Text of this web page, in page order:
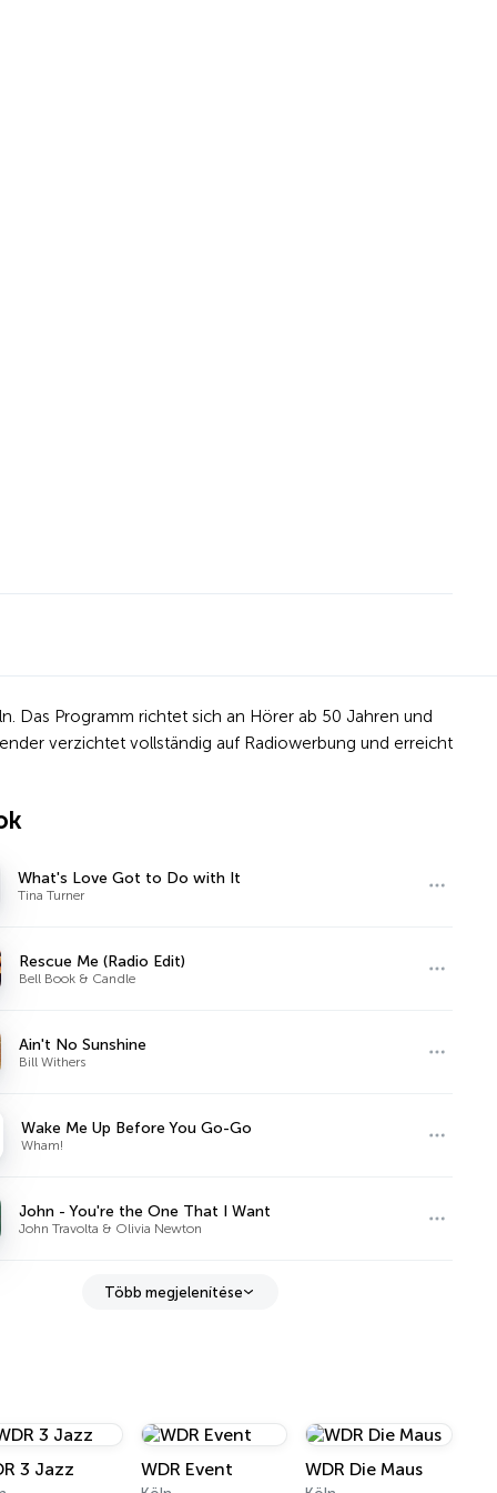
Das Programm richtet sich an Hörer ab 50 Jahren und
verzichtet vollständig auf Radiowerbung und erreicht
What's Love Got to Do with It
Tina Turner
Rescue Me (Radio Edit)
Bell Book & Candle
Ain't No Sunshine
Bill Withers
Wake Me Up Before You Go-Go
Wham!
John - You're the One That I Want
John Travolta & Olivia Newton
Több megjelenítése
3 Jazz WDR Event WDR Die Maus